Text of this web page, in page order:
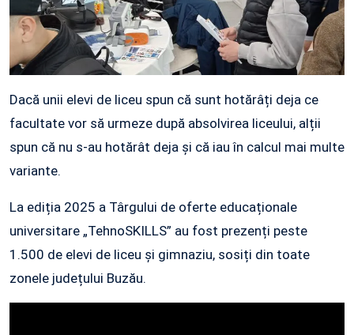
Dacă unii elevi de liceu spun că sunt hotărâți deja ce
facultate vor să urmeze după absolvirea liceului, alții
spun că nu s-au hotărât deja și că iau în calcul mai multe
variante.
La ediția 2025 a Târgului de oferte educaționale
universitare „TehnoSKILLS” au fost prezenți peste
1.500 de elevi de liceu și gimnaziu, sosiți din toate
zonele județului Buzău.